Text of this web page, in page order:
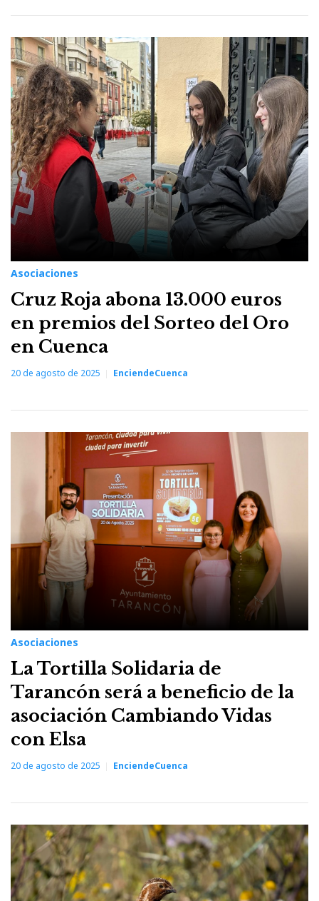
Asociaciones
Cruz Roja abona 13.000 euros
en premios del Sorteo del Oro
en Cuenca
20 de agosto de 2025 EnciendeCuenca
Asociaciones
La Tortilla Solidaria de
Tarancón será a beneficio de la
asociación Cambiando Vidas
con Elsa
20 de agosto de 2025 EnciendeCuenca